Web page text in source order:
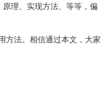
理、实现方法、等等，偏
方法。相信通过本文，大家